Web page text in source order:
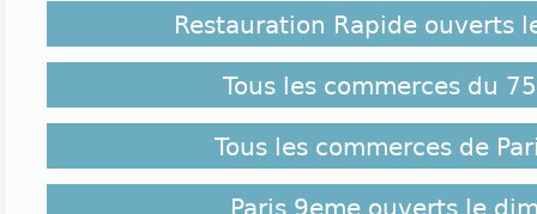
Restauration Rapide ouverts
Tous les commerces du
Tous les commerces de
Paris 9eme ouverts le